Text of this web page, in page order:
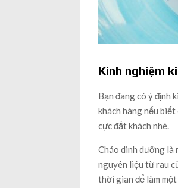
Kinh nghiệm
Bạn đang có ý định
khách hàng nếu
cực đắt khách nhé.
Cháo dinh dưỡng là
nguyên liệu từ rau
thời gian để làm